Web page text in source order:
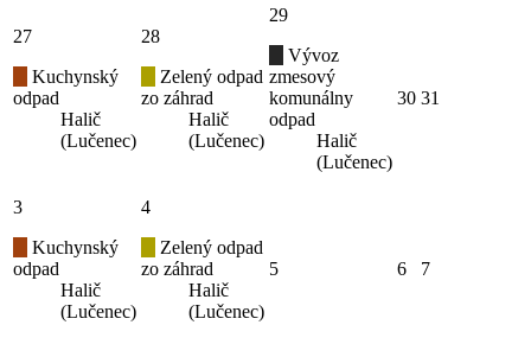
27
Kuchynský
odpad
Halič
(Lučenec)
28
Zelený odpad
zo záhrad
Halič
(Lučenec)
29
Vývoz
zmesový
komunálny
odpad
Halič
(Lučenec)
30 31
3
Kuchynský
odpad
Halič
(Lučenec)
4
Zelený odpad
zo záhrad
Halič
(Lučenec)
5 6 7